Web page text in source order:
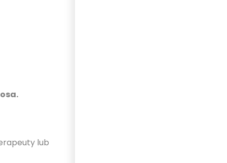
lub